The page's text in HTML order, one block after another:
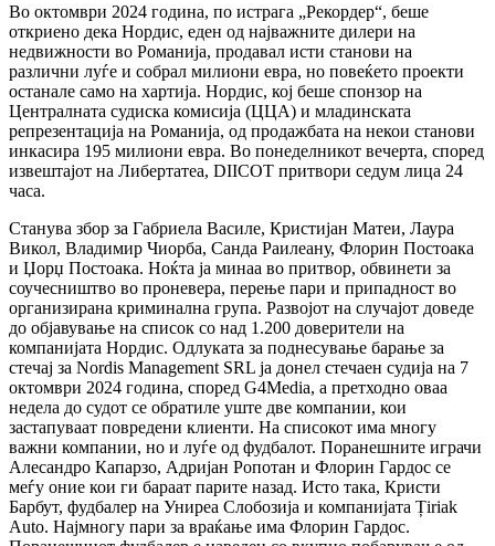
Во октомври 2024 година, по истрага „Рекордер“, беше
откриено дека Нордис, еден од најважните дилери на
недвижности во Романија, продавал исти станови на
различни луѓе и собрал милиони евра, но повеќето проекти
останале само на хартија. Нордис, кој беше спонзор на
Централната судиска комисија (ЦЦА) и младинската
репрезентација на Романија, од продажбата на некои станови
инкасира 195 милиони евра. Во понеделникот вечерта, според
извештајот на Либертатеа, DIICOT притвори седум лица 24
часа.
Станува збор за Габриела Василе, Кристијан Матеи, Лаура
Викол, Владимир Чиорба, Санда Раилеану, Флорин Постоака
и Џорџ Постоака. Ноќта ја минаа во притвор, обвинети за
соучесништво во проневера, перење пари и припадност во
организирана криминална група. Развојот на случајот доведе
до објавување на список со над 1.200 доверители на
компанијата Нордис. Одлуката за поднесување барање за
стечај за Nordis Management SRL ја донел стечаен судија на 7
октомври 2024 година, според G4Media, а претходно оваа
недела до судот се обратиле уште две компании, кои
застапуваат повредени клиенти. На списокот има многу
важни компании, но и луѓе од фудбалот. Поранешните играчи
Алесандро Капарзо, Адријан Ропотан и Флорин Гардос се
меѓу оние кои ги бараат парите назад. Исто така, Кристи
Барбут, фудбалер на Униреа Слобозија и компанијата Țiriak
Auto. Најмногу пари за враќање има Флорин Гардос.